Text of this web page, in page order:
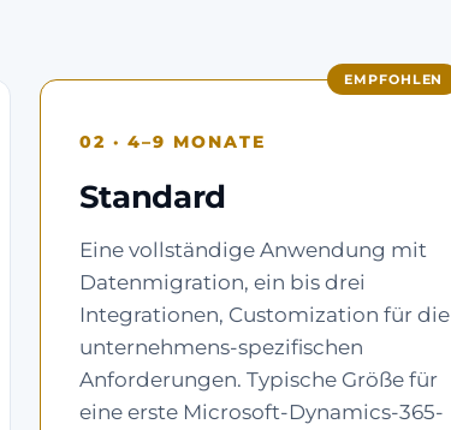
EMPFOHLEN
02 · 4–9 MONATE
Standard
Eine vollständige Anwendung mit
Datenmigration, ein bis drei
Integrationen, Customization für die
unternehmens-spezifischen
Anforderungen. Typische Größe für
eine erste Microsoft-Dynamics-365-